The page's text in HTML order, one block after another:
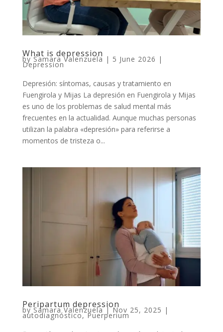
What is depression
by Samara Valenzuela | 5 June 2026 |
Depression
Depresión: síntomas, causas y tratamiento en
Fuengirola y Mijas La depresión en Fuengirola y Mijas
es uno de los problemas de salud mental más
frecuentes en la actualidad. Aunque muchas personas
utilizan la palabra «depresión» para referirse a
momentos de tristeza o...
Peripartum depression
bySamara Valenzuela|Nov 25, 2025 |
autodiagnóstico,Puerperium